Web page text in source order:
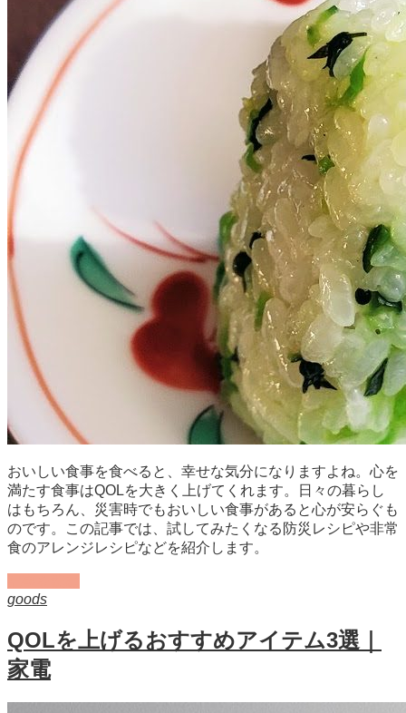
おいしい食事を食べると、幸せな気分になりますよね。心を
満たす食事はQOLを大きく上げてくれます。日々の暮らし
はもちろん、災害時でもおいしい食事があると心が安らぐも
のです。この記事では、試してみたくなる防災レシピや非常
食のアレンジレシピなどを紹介します。
goods
QOLを上げるおすすめアイテム3選｜
家電